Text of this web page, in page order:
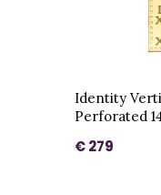
Identity
Perforated
€ 279